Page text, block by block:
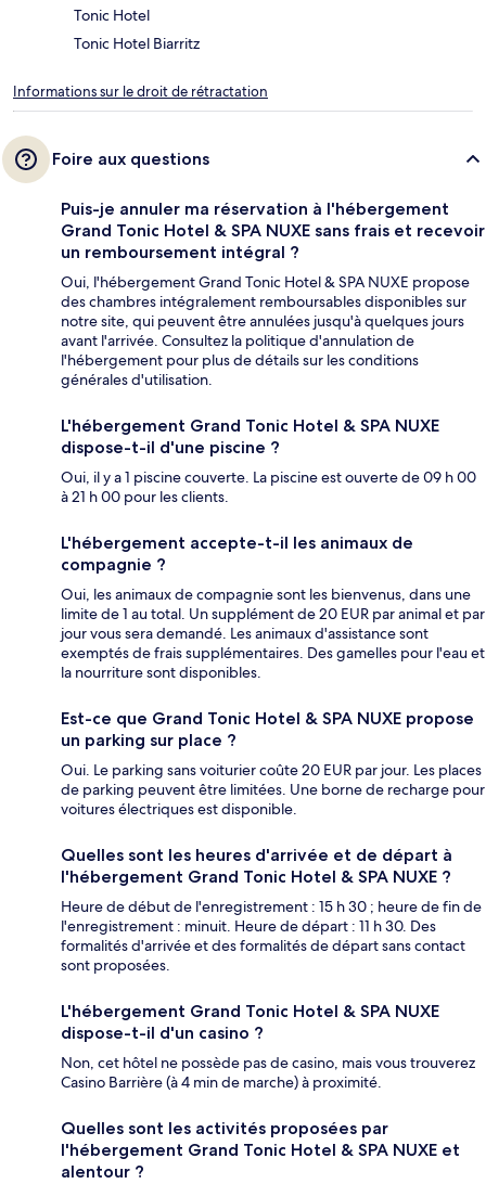
Tonic Hotel
Tonic Hotel Biarritz
Informations sur le droit de rétractation
Foire aux questions
Puis-je annuler ma réservation à l'hébergement
Grand Tonic Hotel & SPA NUXE sans frais et recevoir
un remboursement intégral ?
Oui, l'hébergement Grand Tonic Hotel & SPA NUXE propose
des chambres intégralement remboursables disponibles sur
notre site, qui peuvent être annulées jusqu'à quelques jours
avant l'arrivée. Consultez la politique d'annulation de
l'hébergement pour plus de détails sur les conditions
générales d'utilisation.
L'hébergement Grand Tonic Hotel & SPA NUXE
dispose-t-il d'une piscine ?
Oui, il y a 1 piscine couverte. La piscine est ouverte de 09 h 00
à 21 h 00 pour les clients.
L'hébergement accepte-t-il les animaux de
compagnie ?
Oui, les animaux de compagnie sont les bienvenus, dans une
limite de 1 au total. Un supplément de 20 EUR par animal et par
jour vous sera demandé. Les animaux d'assistance sont
exemptés de frais supplémentaires. Des gamelles pour l'eau et
la nourriture sont disponibles.
Est-ce que Grand Tonic Hotel & SPA NUXE propose
un parking sur place ?
Oui. Le parking sans voiturier coûte 20 EUR par jour. Les places
de parking peuvent être limitées. Une borne de recharge pour
voitures électriques est disponible.
Quelles sont les heures d'arrivée et de départ à
l'hébergement Grand Tonic Hotel & SPA NUXE ?
Heure de début de l'enregistrement : 15 h 30 ; heure de fin de
l'enregistrement : minuit. Heure de départ : 11 h 30. Des
formalités d'arrivée et des formalités de départ sans contact
sont proposées.
L'hébergement Grand Tonic Hotel & SPA NUXE
dispose-t-il d'un casino ?
Non, cet hôtel ne possède pas de casino, mais vous trouverez
Casino Barrière (à 4 min de marche) à proximité.
Quelles sont les activités proposées par
l'hébergement Grand Tonic Hotel & SPA NUXE et
alentour ?